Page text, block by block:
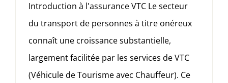
Introduction à l'assurance VTC Le secteur
du transport de personnes à titre onéreux
connaît une croissance substantielle,
largement facilitée par les services de VTC
(Véhicule de Tourisme avec Chauffeur). Ce